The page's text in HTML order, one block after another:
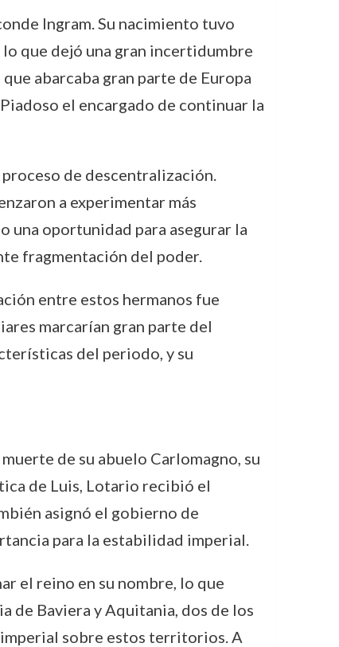
Ingram. Su nacimiento tuvo
lo que dejó una gran incertidumbre
abarcaba gran parte de Europa
el encargado de continuar la
de descentralización.
a experimentar más
una oportunidad para asegurar la
fragmentación del poder.
entre estos hermanos fue
marcarían gran parte del
del periodo, y su
de su abuelo Carlomagno, su
de Luis, Lotario recibió el
asignó el gobierno de
para la estabilidad imperial.
el reino en su nombre, lo que
de Baviera y Aquitania, dos de los
sobre estos territorios. A